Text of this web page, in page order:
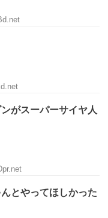
がスーパーサイヤ人
とやってほしかった